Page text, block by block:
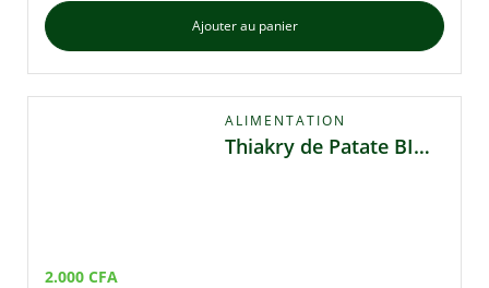
Ajouter au panier
ALIMENTATION
Thiakry de Patate BIO KENEYA – Délice traditionnel nutritif et naturel
2.000 CFA